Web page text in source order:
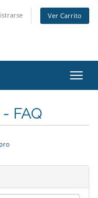
Ver Carrito
FAQ